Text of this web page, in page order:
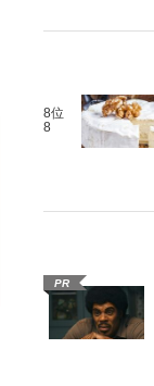
8位
8
PR